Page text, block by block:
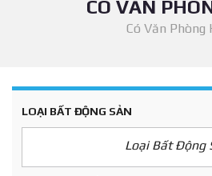
CÓ VĂN
Có Văn Phòng
LOẠI BẤT ĐỘNG SẢN
Loại Bất Động